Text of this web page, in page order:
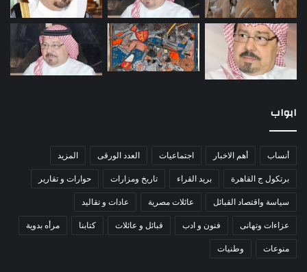
ابواب
أنساب أهم الاخبار اجتماعيات العدد الورقى المزيد
برتكول ج القاهرة بريد القراء تاريخ ومزارات حوارات و تقارير
سياسة واقتصاد القبائل عائلات مصرية عادات و تقاليد
عزاءات وتهانى فنون و ادب قبائل و عائلات كتابنا مرأه بدوية
منوعات وطنيات